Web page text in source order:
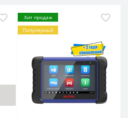
Хит продаж
Популярный